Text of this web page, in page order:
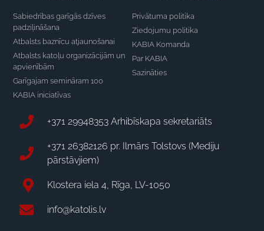
Sabiedrības garīgās dzīves
padziļināšana
Atbalsts baznīcu atjaunošanai
Atbalsts katoļu organizācijām un
apvienībām
Garīgajam semināram 100
KABIA iniciatīvas
Privātuma politika
Ziedojumu politika
KABIA Komanda
Par KABIA
Sazināties
+371 29948353 Arhibīskapa sekretariāts
+371 26382126 pr. Ilmārs Tolstovs (Mediju
pārstāvjiem)
Klostera iela 4, Rīga, LV-1050
info@katolis.lv